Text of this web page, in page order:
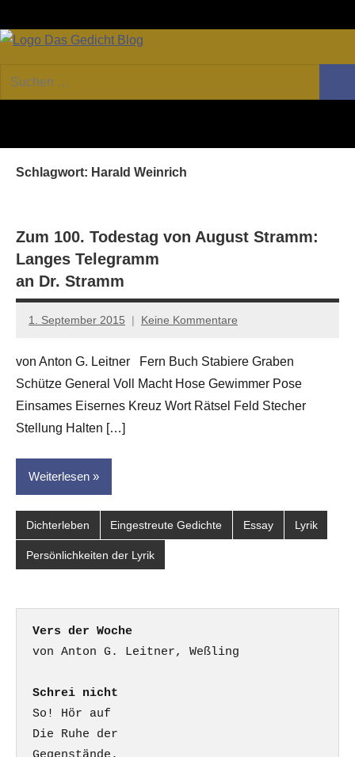
Inhalt
GEDICHT
Forum
von
und
Kritik
Suchen
nach:
Schlagwort: Harald Weinrich
Zum 100. Todestag von August Stramm:
Langes Telegramm
an Dr. Stramm
1. September 2015
Anton
Leitner
Keine Kommentare
von Anton G. Leitner Fern Buch Stabiere Graben
Schütze General Voll Macht Hose Gewimmer Pose
Einsames Eisernes Kreuz Wort Rätsel Feld Stecher
Stellung Halten […]
Weiterlesen
Dichterleben Eingestreute Gedichte Essay Lyrik
Persönlichkeiten der Lyrik
Vers der Woche
Schrei nicht
So! Hör auf
Die Ruhe der